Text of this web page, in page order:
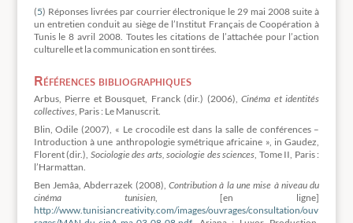
(5) Réponses livrées par courrier électronique le 29 mai 2008 suite à
un entretien conduit au siège de l’Institut Français de Coopération à
Tunis le 8 avril 2008. Toutes les citations de l’attachée pour l’action
culturelle et la communication en sont tirées.
Références bibliographiques
Arbus, Pierre et Bousquet, Franck (dir.) (2006),Cinéma et identités
collectives, Paris : Le Manuscrit.
Blin, Odile (2007), « Le crocodile est dans la salle de conférences –
Introduction à une anthropologie symétrique africaine », in Gaudez,
Florent (dir.), Sociologie des arts, sociologie des sciences , Tome II, Paris :
l’Harmattan.
Ben Jemâa, Abderrazek (2008), Contribution à la une mise à niveau du
cinéma tunisien, [en ligne]
http://www.tunisiancreativity.com/images/ouvrages/consultation/ouv